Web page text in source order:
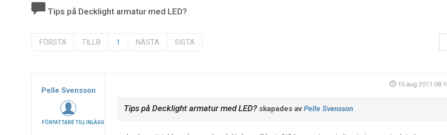
Tips på Decklight armatur med LED?
FÖRSTA TILLB 1 NÄSTA SISTA
Pelle Svensson
FÖRFATTARE TILL INLÄGG
10 aug 2011
Tips på Decklight armatur med LED?skapades avPelle Svensson